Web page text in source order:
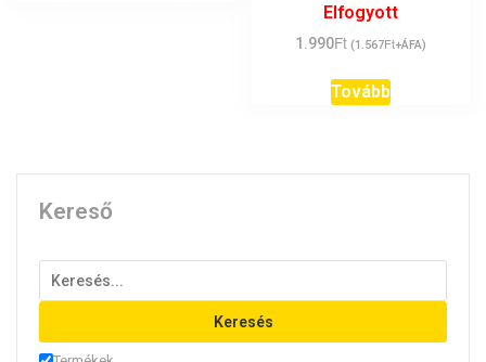
Elfogyott
1.990Ft (1.567Ft+ÁFA)
Tovább
Kereső
Keresés